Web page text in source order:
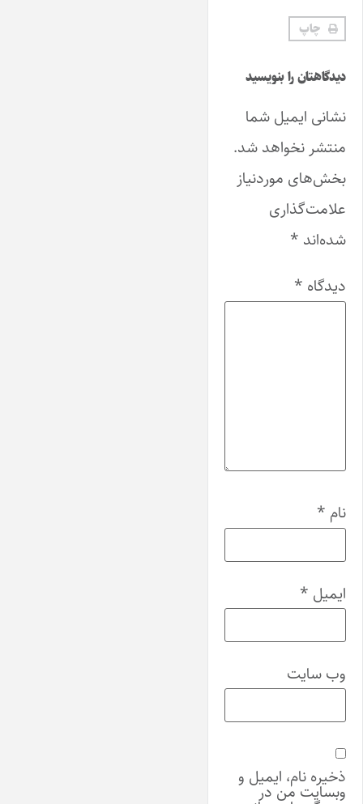
چاپ
دیدگاهتان را بنویسید
نشانی ایمیل شما
منتشر نخواهد شد.
بخش‌های موردنیاز
علامت‌گذاری
شده‌اند *
دیدگاه *
نام *
ایمیل *
وب‌ سایت
ذخیره نام، ایمیل و
وبسایت من در